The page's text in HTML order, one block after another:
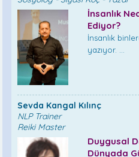
İnsanlık
Ediyor?
İnsanlık
yazıyor. ...
Sevda Kangal Kılınç
NLP Trainer
Reiki Master
Duygusal
Dünyada